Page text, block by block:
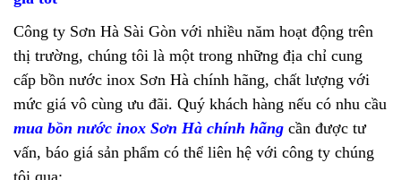
Công ty Sơn Hà Sài Gòn với nhiều năm hoạt động trên
thị trường, chúng tôi là một trong những địa chỉ cung
cấp bồn nước inox Sơn Hà chính hãng, chất lượng với
mức giá vô cùng ưu đãi. Quý khách hàng nếu có nhu cầu
mua bồn nước inox Sơn Hà chính hãng cần được tư
vấn, báo giá sản phẩm có thể liên hệ với công ty chúng
tôi qua: